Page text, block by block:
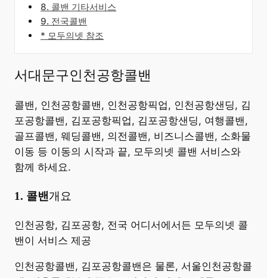
8. 콜밴 기타서비스
9. 전국콜밴
* 모두의넷 참조
서대문구인천공항콜밴
콜밴, 인천공항콜밴, 인천공항픽업, 인천공항샌딩, 김
포공항콜밴, 김포공항픽업, 김포공항샌딩, 여행콜밴,
골프콜밴, 웨딩콜밴, 의전콜밴, 비즈니스콜밴, 소화물
이동 등 이동의 시작과 끝, 모두의넷 콜밴 서비스와
함께 하세요.
​1. 콜밴 개요
​인천공항, 김포공항, 전국 어디서에서든 모두의넷 콜
밴이 서비스 제공
인천공항콜밴, 김포공항콜밴은 물론, 서울인천공항콜